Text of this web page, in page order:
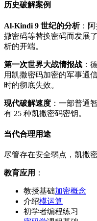
历史破解案例
Al-Kindi 9 世纪的分析：阿
撒密码等替换密码而发展了
析的开端。
第一次世界大战情报战 ：
用凯撒密码加密的军事通
时的彻底失效。
现代破解速度 ：一部普通
有 25 种凯撒密码密钥。
当代合理用途
尽管存在安全弱点，凯撒
教育应用 ：
教授基础加密概念
介绍模运算
初学者编程练习